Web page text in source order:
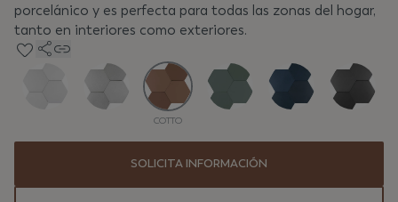
porcelánico y es perfecta para todas las zonas del hogar,
tanto en interiores como exteriores.
COTTO
SOLICITA INFORMACIÓN